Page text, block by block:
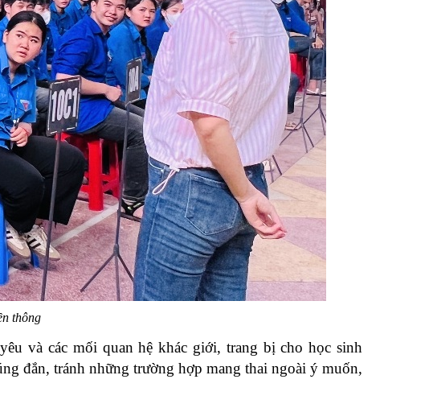
thông
và các mối quan hệ khác giới, trang bị cho học sinh
đắn, tránh những trường hợp mang thai ngoài ý muốn,